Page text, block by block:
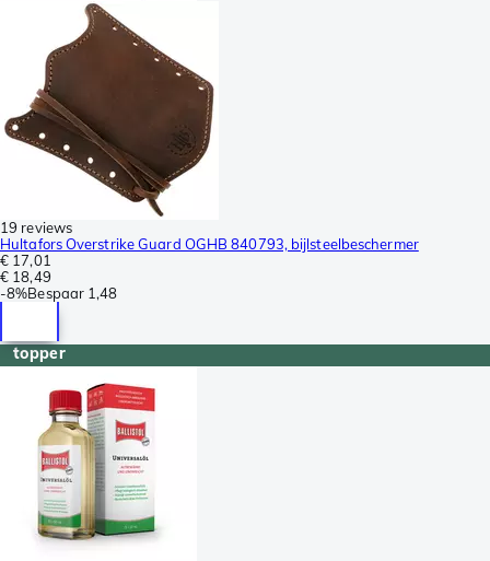
19 reviews
Hultafors Overstrike Guard OGHB 840793, bijlsteelbeschermer
€ 17,01
€ 18,49
-8%Bespaar 1,48
topper